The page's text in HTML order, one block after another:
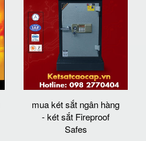
mua két sắt ngân hàng
- két sắt Fireproof
Safes